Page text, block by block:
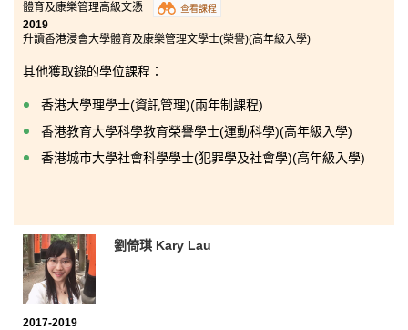
體育及康樂管理高級文憑
查看課程
2019
升讀香港浸會大學體育及康樂管理文學士(榮譽)(高年級入學)
其他獲取錄的學位課程：
香港大學理學士(資訊管理)(兩年制課程)
香港教育大學科學教育榮譽學士(運動科學)(高年級入學)
香港城市大學社會科學學士(犯罪學及社會學)(高年級入學)
劉倚琪 Kary Lau
2017-2019